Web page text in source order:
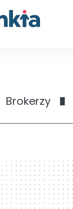
Brokerzy